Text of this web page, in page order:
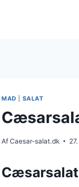
MAD SALAT
AfCaesar-salat.dk